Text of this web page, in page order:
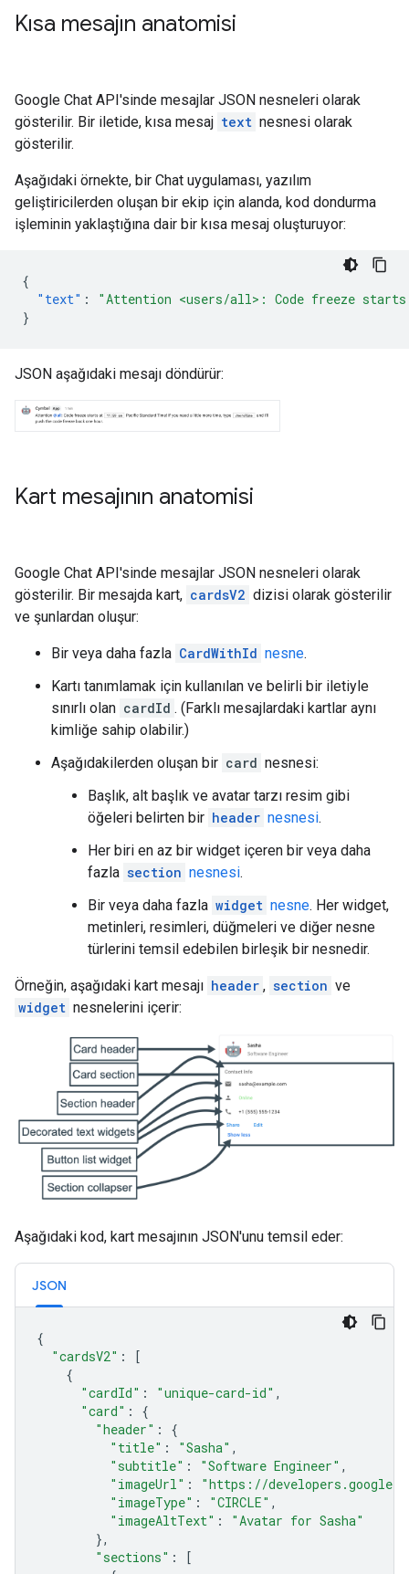
Kısa mesajın anatomisi
Google Chat API'sinde mesajlar JSON nesneleri olarak
gösterilir. Bir iletide, kısa mesaj text nesnesi olarak
gösterilir.
Aşağıdaki örnekte, bir Chat uygulaması, yazılım
geliştiricilerden oluşan bir ekip için alanda, kod dondurma
işleminin yaklaştığına dair bir kısa mesaj oluşturuyor:
{
"text" :
"Attention <users/all>: Code freeze
}
JSON aşağıdaki mesajı döndürür:
Kart mesajının anatomisi
Google Chat API'sinde mesajlar JSON nesneleri olarak
gösterilir. Bir mesajda kart, cardsV2 dizisi olarak gösterilir
ve şunlardan oluşur:
Bir veya daha fazla CardWithId nesne.
Kartı tanımlamak için kullanılan ve belirli bir iletiyle
sınırlı olan cardId . (Farklı mesajlardaki kartlar aynı
kimliğe sahip olabilir.)
Aşağıdakilerden oluşan bir card nesnesi:
Başlık, alt başlık ve avatar tarzı resim gibi
öğeleri belirten bir header nesnesi.
Her biri en az bir widget içeren bir veya daha
fazla section nesnesi.
Bir veya daha fazla widget nesne. Her widget,
metinleri, resimleri, düğmeleri ve diğer nesne
türlerini temsil edebilen birleşik bir nesnedir.
Örneğin, aşağıdaki kart mesajı header , section ve
widget nesnelerini içerir:
Aşağıdaki kod, kart mesajının JSON'unu temsil eder:
JSON
{
"cardsV2" :
[
{
"cardId" : "unique-card-id" ,
"card" :
{
"header" :
{
"title" : "Sasha" ,
"subtitle" : "Software Engineer" ,
"imageUrl" :
"https://
"imageType" : "CIRCLE" ,
"imageAltText" :
"Avatar for Sasha"
},
"sections" :
[